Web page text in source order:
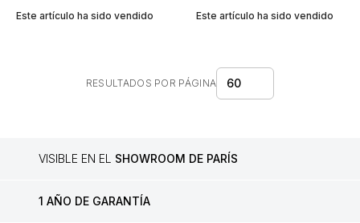
Este artículo ha sido vendido
Este artículo ha sido vendido
RESULTADOS POR PÁGINA 60
VISIBLE EN EL SHOWROOM DE PARÍS
1 AÑO DE GARANTÍA